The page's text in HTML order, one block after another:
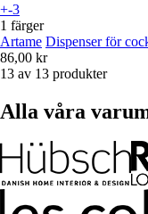
+-3
1 färger
Artame Dispenser för
86,00 kr
13 av 13 produkter
Alla våra